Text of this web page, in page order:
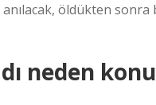
öldükten
neden